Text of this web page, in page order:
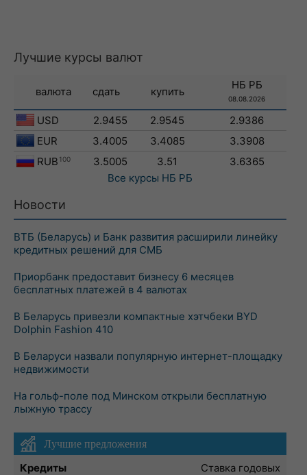
Лучшие курсы валют
валюта сдать купить
НБ РБ
08.08.2026
USD 2.9455 2.9545
2.9386
EUR
3.4005 3.4085
3.3908
RUB 100 3.5005 3.51
3.6365
Все курсы НБ РБ
Новости
ВТБ (Беларусь) и Банк развития расширили линейку
кредитных решений для СМБ
Приорбанк предоставит бизнесу 6 месяцев
бесплатных платежей в 4 валютах
В Беларусь привезли компактные хэтчбеки BYD
Dolphin Fashion 410
В Беларуси назвали популярную интернет-площадку
недвижимости
На гольф-поле под Минском открыли бесплатную
лыжную трассу
Лучшие предложения
Кредиты
Ставка годовых